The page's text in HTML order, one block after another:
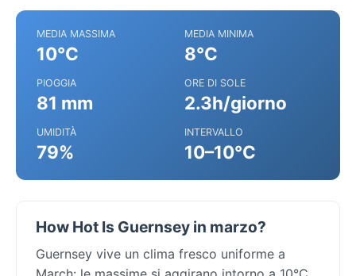
MEDIA MASSIMA
10°C
MEDIA MINIMA
8°C
PIOGGIA
81 mm
ORE DI SOLE
2.3h/giorno
UMIDITÀ
79%
INTERVALLO
10–10°C
How Hot Is Guernsey in marzo?
Guernsey vive un clima fresco uniforme a